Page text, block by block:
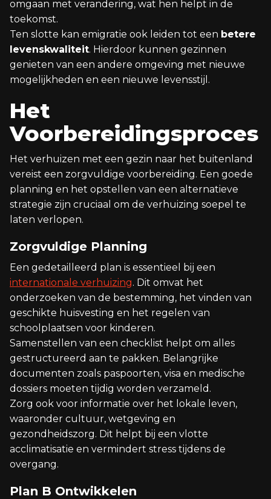
omgaan met verandering, wat hen helpt in de
toekomst.
Ten slotte kan emigratie ook leiden tot een betere
levenskwaliteit. Hierdoor kunnen gezinnen
genieten van een andere omgeving met nieuwe
mogelijkheden en een nieuwe levensstijl.
Het
Voorbereidingsproces
Het verhuizen met een gezin naar het buitenland
vereist een zorgvuldige voorbereiding. Een goede
planning en het opstellen van een alternatieve
strategie zijn cruciaal om de verhuizing soepel te
laten verlopen.
Zorgvuldige Planning
Een gedetailleerd plan is essentieel bij een
internationale verhuizing. Dit omvat het
onderzoeken van de bestemming, het vinden van
geschikte huisvesting en het regelen van
schoolplaatsen voor kinderen.
Samenstellen van een checklist helpt om alles
gestructureerd aan te pakken. Belangrijke
documenten zoals paspoorten, visa en medische
dossiers moeten tijdig worden verzameld.
Zorg ook voor informatie over het lokale leven,
waaronder cultuur, wetgeving en
gezondheidszorg. Dit helpt bij een vlotte
acclimatisatie en vermindert stress tijdens de
overgang.
Plan B Ontwikkelen